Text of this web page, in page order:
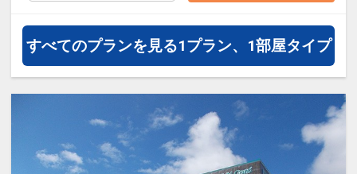
通・体験プランなどの追加（同時予
約）が可能なプランもございます。
すべてのプランを見る1プラン、1部屋タイプ